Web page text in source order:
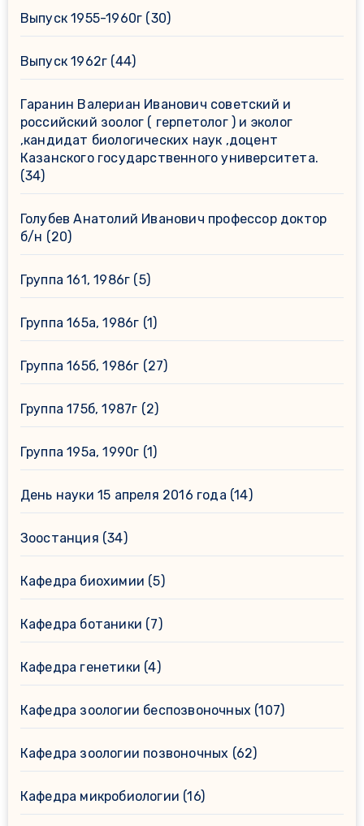
Выпуск 1955-1960г (30)
Выпуск 1962г (44)
Гаранин Валериан Иванович советский и
российский зоолог ( герпетолог ) и эколог
,кандидат биологических наук ,доцент
Казанского государственного университета.
(34)
Голубев Анатолий Иванович профессор доктор
б/н (20)
Группа 161, 1986г (5)
Группа 165а, 1986г (1)
Группа 165б, 1986г (27)
Группа 175б, 1987г (2)
Группа 195а, 1990г (1)
День науки 15 апреля 2016 года (14)
Зоостанция (34)
Кафедра биохимии (5)
Кафедра ботаники (7)
Кафедра генетики (4)
Кафедра зоологии беспозвоночных (107)
Кафедра зоологии позвоночных (62)
Кафедра микробиологии (16)